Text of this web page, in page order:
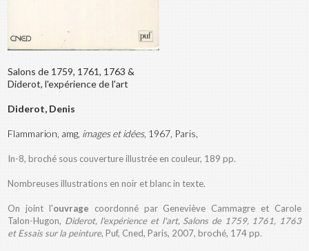
Salons de 1759, 1761, 1763 &
Diderot, l'expérience de l'art
Diderot, Denis
Flammarion, amg, images et idées, 1967, Paris,
In-8, broché sous couverture illustrée en couleur, 189 pp.
Nombreuses illustrations en noir et blanc in texte.
On joint l'ouvrage coordonné par Geneviève Cammagre et Carole
Talon-Hugon, Diderot, l'expérience et l'art, Salons de 1759, 1761, 1763
et Essais sur la peinture, Puf, Cned, Paris, 2007, broché, 174 pp.